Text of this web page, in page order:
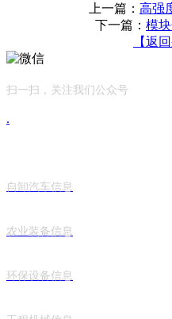
上一篇： 高强
下一篇： 模
【返
扫一扫，关注我们公众号
.
自卸汽车信息
农业装备信息
环保设备信息